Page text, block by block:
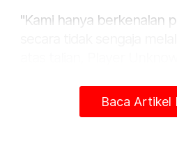
"Kami hanya berkenalan
situ, hubungan kami
sehingga membuahkan
Baca Artikel